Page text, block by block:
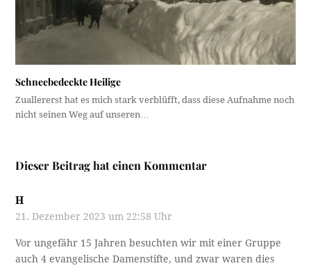
Schneebedeckte Heilige
Zuallererst hat es mich stark verblüfft, dass diese Aufnahme noch
nicht seinen Weg auf unseren…
Dieser Beitrag hat einen Kommentar
H
21. Dezember 2023 um 22:58 Uhr
Vor ungefähr 15 Jahren besuchten wir mit einer Gruppe
auch 4 evangelische Damenstifte, und zwar waren dies